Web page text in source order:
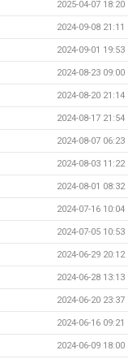
2025-04-07 18:20
2024-09-08 21:11
2024-09-01 19:53
2024-08-23 09:00
2024-08-20 21:14
2024-08-17 21:54
2024-08-07 06:23
2024-08-03 11:22
2024-08-01 08:32
2024-07-16 10:04
2024-07-05 10:53
2024-06-29 20:12
2024-06-28 13:13
2024-06-20 23:37
2024-06-16 09:21
2024-06-09 18:00